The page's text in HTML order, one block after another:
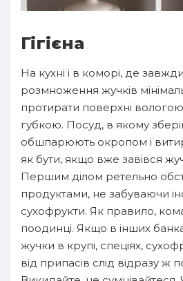
Гігієна
На кухні і в коморі, де
розмноження жучків
протирати поверхні
губкою. Посуд, в якому
обшпарюють окропом і
як бути, якщо вже завівся
Першим ділом ретельно
продуктами, не забуваючи
сухофрукти. Як правило,
поодинці. Якщо в інших
жучки в крупі, спеціях,
від припасів слід відразу ж